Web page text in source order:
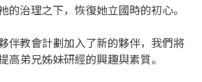
的治理之下，恢復她立國時的初心。
伴教會計劃加入了新的夥伴，我們將
高弟兄姊妹研經的興趣與素質。